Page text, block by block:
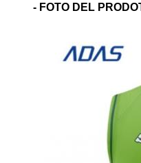
- FOTO DEL